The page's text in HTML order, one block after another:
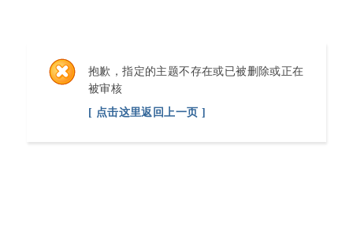
抱歉，指定的主题不存在或已被删除或正在
被审核
[ 点击这里返回上一页 ]